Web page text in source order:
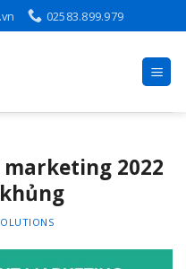
02583.899.979
2022